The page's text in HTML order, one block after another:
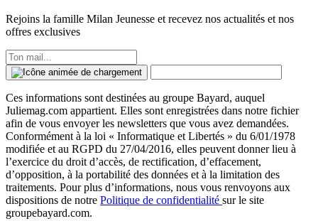
Rejoins la famille Milan Jeunesse et recevez nos actualités et nos
offres exclusives
Ces informations sont destinées au groupe Bayard, auquel
Juliemag.com appartient. Elles sont enregistrées dans notre fichier
afin de vous envoyer les newsletters que vous avez demandées.
Conformément à la loi « Informatique et Libertés » du 6/01/1978
modifiée et au RGPD du 27/04/2016, elles peuvent donner lieu à
l’exercice du droit d’accès, de rectification, d’effacement,
d’opposition, à la portabilité des données et à la limitation des
traitements. Pour plus d’informations, nous vous renvoyons aux
dispositions de notre Politique de confidentialité sur le site
groupebayard.com.